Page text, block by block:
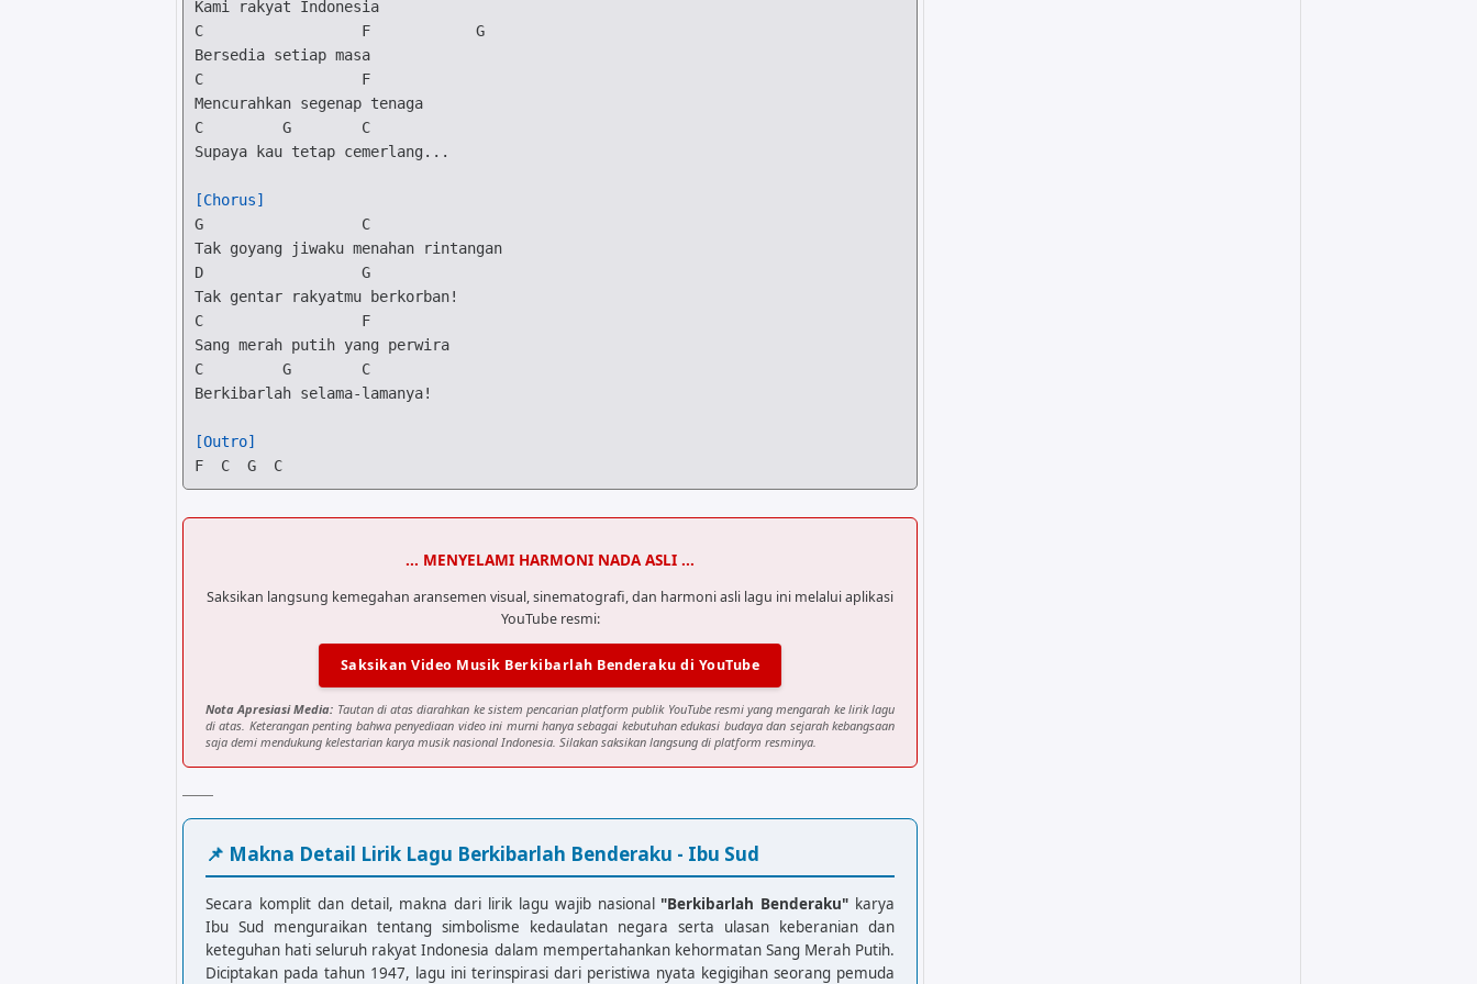
C
F
G
C
F
C
G
C
Supaya kau tetap cemerlang...
[Chorus]
G
C
D
G
C
F
C
G
C
Berkibarlah selama-lamanya!
[Outro]
F
C G C
... MENYELAMI HARMONI NADA ASLI ...
Saksikan langsung kemegahan aransemen visual, sinematografi, dan harmoni asli lagu ini melalui aplikasi
YouTube resmi:
Saksikan Video Musik Berkibarlah Benderaku di YouTube
Nota Apresiasi Media: Tautan di atas diarahkan ke sistem pencarian platform publik YouTube resmi yang mengarah ke lirik lagu
di atas. Keterangan penting bahwa penyediaan video ini murni hanya sebagai kebutuhan edukasi budaya dan sejarah kebangsaan
saja demi mendukung kelestarian karya musik nasional Indonesia. Silakan saksikan langsung di platform resminya.
📌 Makna Detail Lirik Lagu Berkibarlah Benderaku - Ibu Sud
Secara komplit dan detail, makna dari lirik lagu wajib nasional "Berkibarlah Benderaku" karya
Ibu Sud menguraikan tentang simbolisme kedaulatan negara serta ulasan keberanian dan
keteguhan hati seluruh rakyat Indonesia dalam mempertahankan kehormatan Sang Merah Putih.
Diciptakan pada tahun 1947, lagu ini terinspirasi dari peristiwa nyata kegigihan seorang pemuda